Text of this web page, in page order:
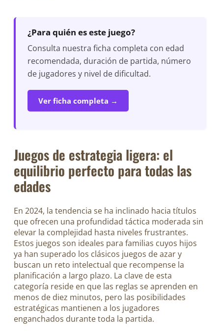
¿Para quién es este juego?
Consulta nuestra ficha completa con edad
recomendada, duración de partida, número
de jugadores y nivel de dificultad.
Ver ficha completa →
Juegos de estrategia ligera: el
equilibrio perfecto para todas las
edades
En 2024, la tendencia se ha inclinado hacia títulos
que ofrecen una profundidad táctica moderada sin
elevar la complejidad hasta niveles frustrantes.
Estos juegos son ideales para familias cuyos hijos
ya han superado los clásicos juegos de azar y
buscan un reto intelectual que recompense la
planificación a largo plazo. La clave de esta
categoría reside en que las reglas se aprenden en
menos de diez minutos, pero las posibilidades
estratégicas mantienen a los jugadores
enganchados durante toda la partida.